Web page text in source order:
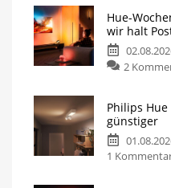
Hue-
wir halt
2
Philips
günstiger
1